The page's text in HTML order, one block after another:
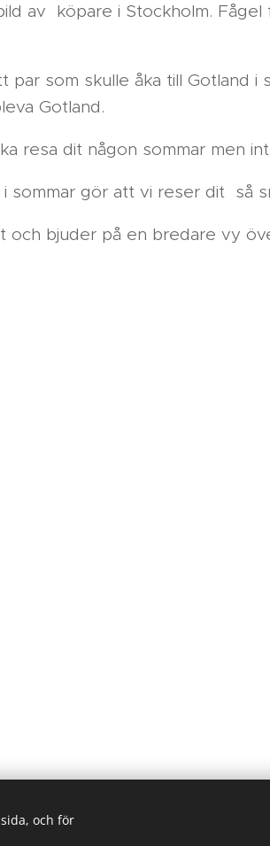
av köpare i Stockholm.
som skulle åka till Gotland i
Gotland.
resa dit någon sommar men
sommar gör att vi reser dit så
bjuder på en bredare vy
Laila Koukkari, Sweden
och för